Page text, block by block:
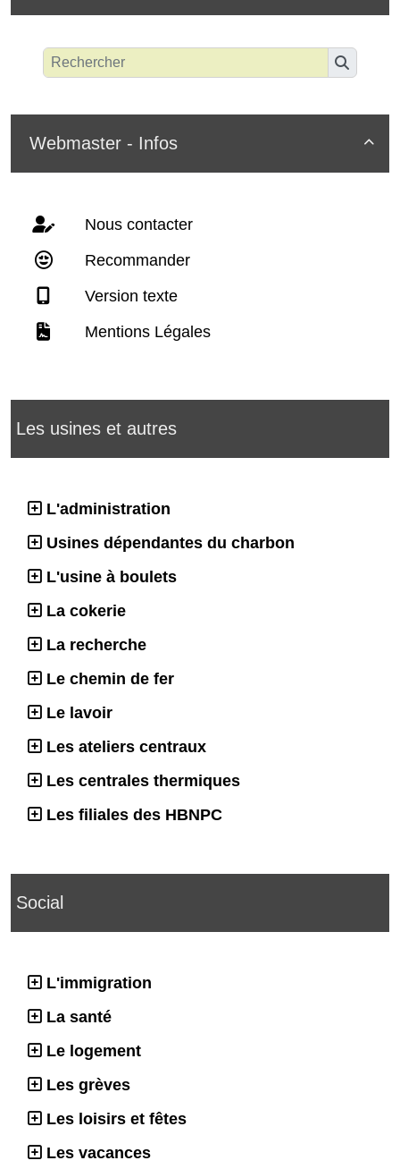

Webmaster - Infos
Nous contacter
Recommander
Version texte
Mentions Légales
Les usines et autres
L'administration
Usines dépendantes du charbon
L'usine à boulets
La cokerie
La recherche
Le chemin de fer
Le lavoir
Les ateliers centraux
Les centrales thermiques
Les filiales des HBNPC
Social
L'immigration
La santé
Le logement
Les grèves
Les loisirs et fêtes
Les vacances